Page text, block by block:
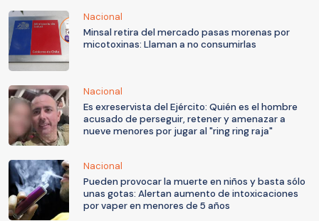
Nacional
Minsal retira del mercado pasas morenas por
micotoxinas: Llaman a no consumirlas
Nacional
Es exreservista del Ejército: Quién es el hombre
acusado de perseguir, retener y amenazar a
nueve menores por jugar al "ring ring raja"
Nacional
Pueden provocar la muerte en niños y basta sólo
unas gotas: Alertan aumento de intoxicaciones
por vaper en menores de 5 años